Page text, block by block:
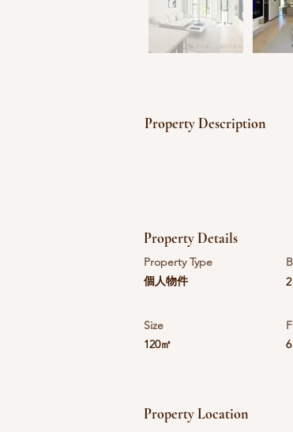
Property Description
Property Details
Property Type
個人物件
2
Size
120㎡
6
Property Location